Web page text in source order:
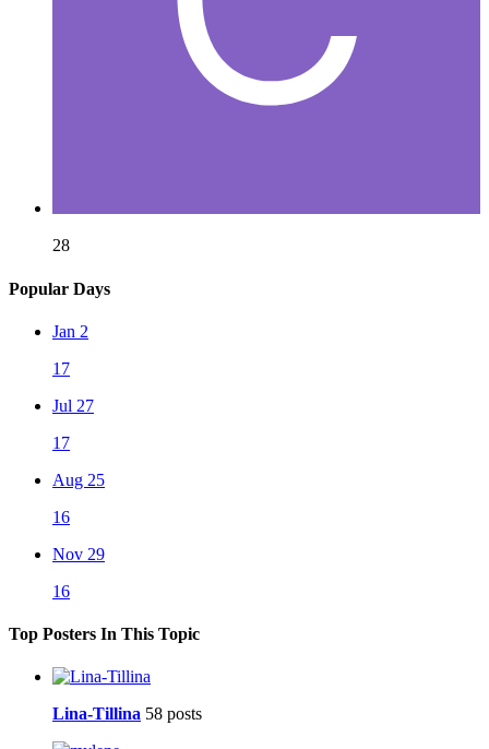
28
Popular Days
Jan 2
17
Jul 27
17
Aug 25
16
Nov 29
16
Top Posters In This Topic
Lina-Tillina 58 posts